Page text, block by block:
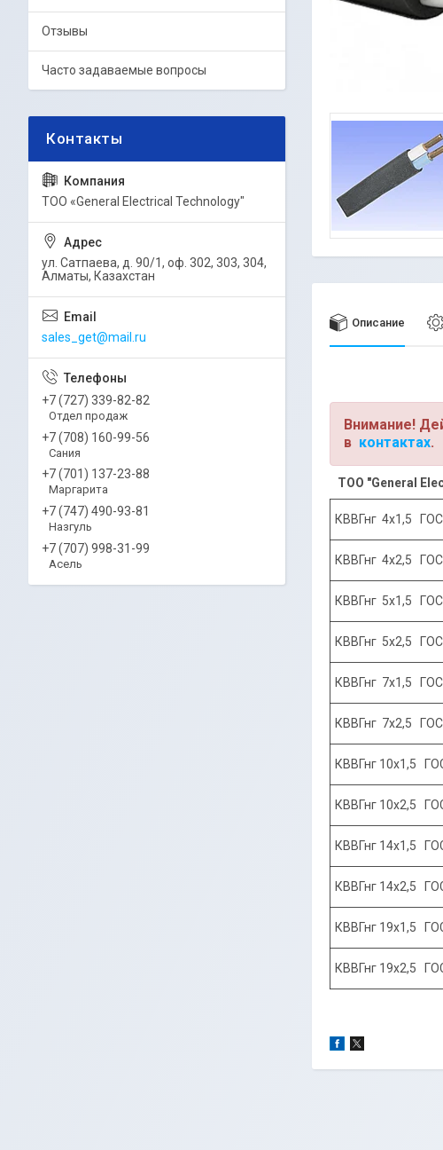
Описание
Внимание!
в контактах.
ТОО "General
КВВГнг 4х1,5
КВВГнг 4х2,5
КВВГнг 5х1,5
КВВГнг 5х2,5
КВВГнг 7х1,5
КВВГнг 7х2,5
КВВГнг 10х1,5
КВВГнг 10х2,5
КВВГнг 14х1,5
КВВГнг 14х2,5
КВВГнг 19х1,5
КВВГнг 19х2,5
Отзывы
Часто задаваемые вопросы
ТОО «General Electrical Technology"
ул. Сатпаева, д. 90/1, оф. 302, 303, 304,
Алматы, Казахстан
sales_get@mail.ru
+7 (727) 339-82-82
Отдел продаж
+7 (708) 160-99-56
Сания
+7 (701) 137-23-88
Маргарита
+7 (747) 490-93-81
Назгуль
+7 (707) 998-31-99
Асель